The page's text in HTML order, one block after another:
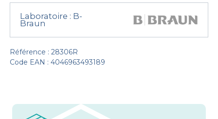
Laboratoire : B-
Braun
Référence : 28306R
Code EAN : 4046963493189